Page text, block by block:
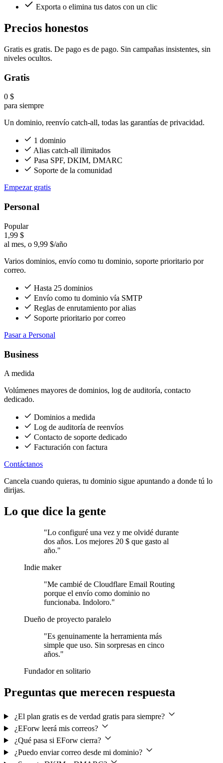
Exporta o elimina tus datos con un clic
Precios honestos
Gratis es gratis. De pago es de pago. Sin campañas insistentes, sin
niveles ocultos.
Gratis
0 $
para siempre
Un dominio, reenvío catch-all, todas las garantías de privacidad.
1 dominio
Alias catch-all ilimitados
Pasa SPF, DKIM, DMARC
Soporte de la comunidad
Empezar gratis
Personal
Popular
1,99 $
al mes, o 9,99 $/año
Varios dominios, envío como tu dominio, soporte prioritario por
correo.
Hasta 25 dominios
Envío como tu dominio vía SMTP
Reglas de enrutamiento por alias
Soporte prioritario por correo
Pasar a Personal
Business
A medida
Volúmenes mayores de dominios, log de auditoría, contacto
dedicado.
Dominios a medida
Log de auditoría de reenvíos
Contacto de soporte dedicado
Facturación con factura
Contáctanos
Cancela cuando quieras, tu dominio sigue apuntando a donde tú lo
dirijas.
Lo que dice la gente
"Lo configuré una vez y me olvidé durante
dos años. Los mejores 20 $ que gasto al
año."
Indie maker
"Me cambié de Cloudflare Email Routing
porque el envío como dominio no
funcionaba. Indoloro."
Dueño de proyecto paralelo
"Es genuinamente la herramienta más
simple que uso. Sin sorpresas en cinco
años."
Fundador en solitario
Preguntas que merecen respuesta
¿El plan gratis es de verdad gratis para siempre?
¿EForw leerá mis correos?
¿Qué pasa si EForw cierra?
¿Puedo enviar correo desde mi dominio?